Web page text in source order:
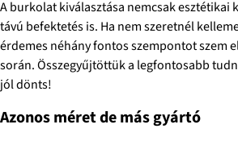
A burkolat kiválasztása nemcsak esztétikai
távú befektetés is. Ha nem szeretnél
érdemes néhány fontos szempontot szem
során. Összegyűjtöttük a legfontosabb
jól dönts!
Azonos méret de más gyártó